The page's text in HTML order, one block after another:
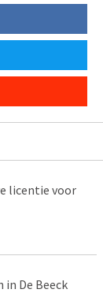
licentie voor
in De Beeck